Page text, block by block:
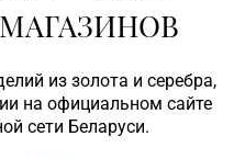
из золота и серебра,
на официальном сайте
сети Беларуси.